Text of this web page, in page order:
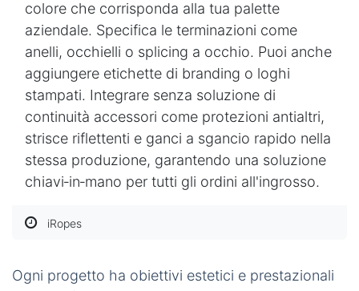
comunque un supporto di carico moderato. I
centri fitness preferiscono questo diametro per le
battle rope, poiché offre un peso sufficiente per
allenamenti intensi senza risultare ingombrante. I
proprietari di imbarcazioni di piccole dimensioni
apprezzano anche queste linee da molo leggere,
sapendo che galleggeranno se accidentalmente
cadute in acqua.
Personalizzazione
1,5‑polliciper il tuo marchio o le esigenze del